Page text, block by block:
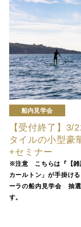
船内見学会
【受付終了】3/
タイルの小型豪
+セミナー
※注意 こちらは『【雑
カールトン」が手掛け
ーラの船内見学会 抽選
す。